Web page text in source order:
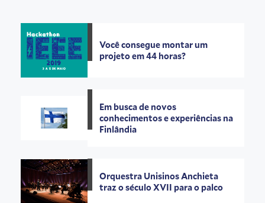
Você consegue montar um
projeto em 44 horas?
Em busca de novos
conhecimentos e experiências na
Finlândia
Orquestra Unisinos Anchieta
traz o século XVII para o palco